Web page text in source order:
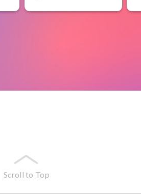
Scroll to Top